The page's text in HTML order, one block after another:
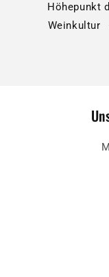
Höhepunkt
Weinkultur